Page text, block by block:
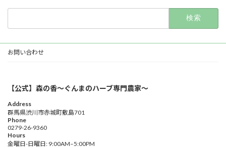
お問い合わせ
【公式】森の香〜ぐんまのハーブ専門農家〜
Address
群馬県渋川市赤城町敷島701
Phone
0279-26-9360
Hours
金曜日-日曜日: 9:00AM–5:00PM